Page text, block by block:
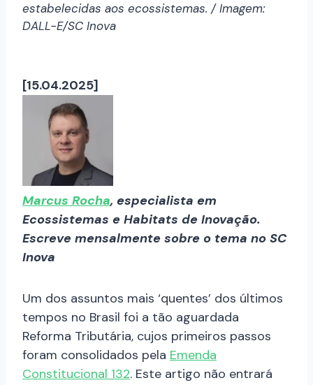
estabelecidas aos ecossistemas. / Imagem:
DALL-E/SC Inova
[15.04.2025]
Marcus Rocha, especialista em
Ecossistemas e Habitats de Inovação.
Escreve mensalmente sobre o tema no SC
Inova
Um dos assuntos mais ‘quentes’ dos últimos
tempos no Brasil foi a tão aguardada
Reforma Tributária, cujos primeiros passos
foram consolidados pela Emenda
Constitucional 132. Este artigo não entrará